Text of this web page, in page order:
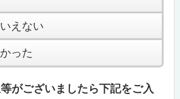
えない
った
がございましたら下記をご入